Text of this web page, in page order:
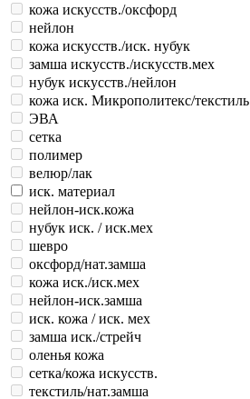
кожа искусств./оксфорд
нейлон
кожа искусств./иск. нубук
замша искусств./искусств.мех
нубук искусств./нейлон
кожа иск. Микрополитекс/текстиль
ЭВА
сетка
полимер
велюр/лак
иск. материал
нейлон-иск.кожа
нубук иск. / иск.мех
шевро
оксфорд/нат.замша
кожа иск./иск.мех
нейлон-иск.замша
иск. кожа / иск. мех
замша иск./стрейч
оленья кожа
сетка/кожа искусств.
текстиль/нат.замша